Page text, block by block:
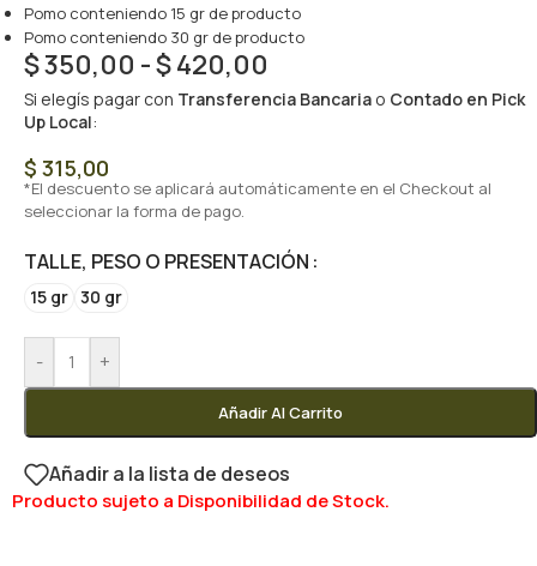
Pomo conteniendo 15 gr de producto
Pomo conteniendo 30 gr de producto
$350,00 -$420,00
Si elegís pagar con Transferencia Bancaria o Contado en Pick
Up Local:
$ 315,00
*El descuento se aplicará automáticamente en el Checkout al
seleccionar la forma de pago.
TALLE, PESO O PRESENTACIÓN
15 gr 30 gr
- +
Añadir Al Carrito
Añadir a la lista de deseos
Producto sujeto a Disponibilidad de Stock.